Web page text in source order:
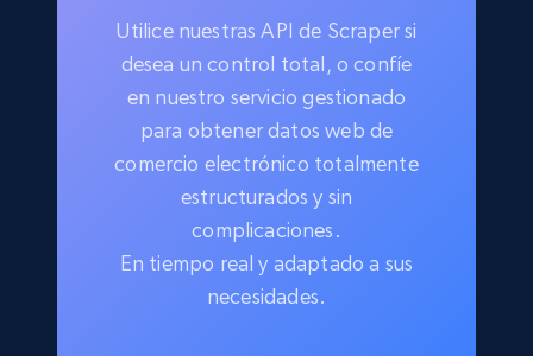
Utilice nuestras API de Scraper si
desea un control total, o confíe
en nuestro servicio gestionado
para obtener datos web de
comercio electrónico totalmente
estructurados y sin
complicaciones.
En tiempo real y adaptado a sus
necesidades.